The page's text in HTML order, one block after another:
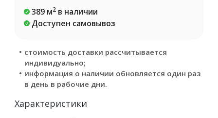
389 м2 в наличии
Доступен самовывоз
стоимость доставки рассчитывается
индивидуально;
информация о наличии обновляется один раз
в день в рабочие дни.
Характеристики